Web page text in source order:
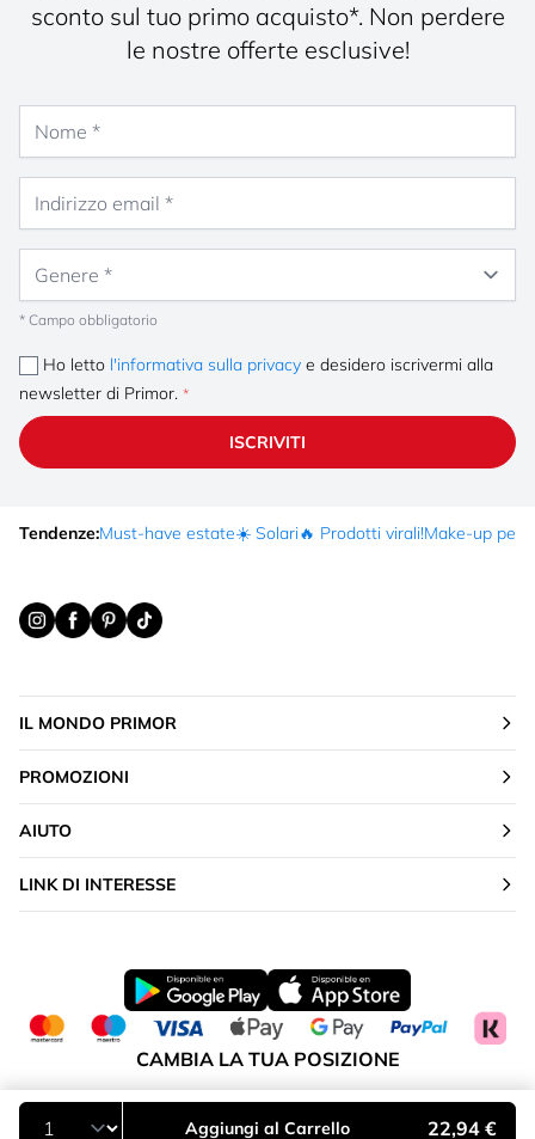
Aggiungi al Carrello 22,94 €
sconto sul tuo primo acquisto*. Non perdere
le nostre offerte esclusive!
* Campo obbligatorio
Ho letto l'informativa sulla privacy e desidero iscrivermi alla
newsletter di Primor.
ISCRIVITI
Tendenze:Must-have estate☀️ Solari🔥 Prodotti virali!Make-up per
IL MONDO PRIMOR
PROMOZIONI
AIUTO
LINK DI INTERESSE
CAMBIA LA TUA POSIZIONE
Italia